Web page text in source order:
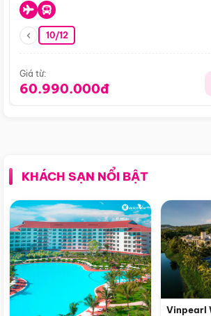
10/12
Giá từ:
60.990.000đ
KHÁCH SẠN NỔI BẬT
Vinpearl